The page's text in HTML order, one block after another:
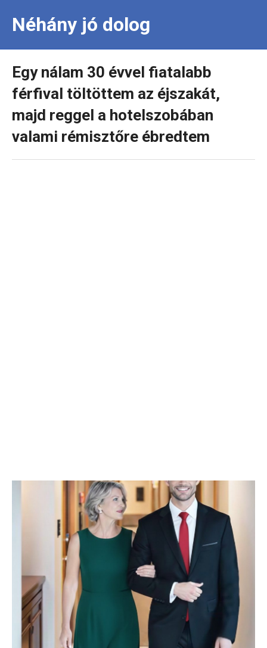
Néhány jó dolog
Egy nálam 30 évvel fiatalabb
férfival töltöttem az éjszakát,
majd reggel a hotelszobában
valami rémisztőre ébredtem